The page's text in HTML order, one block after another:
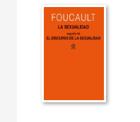
CATÁLOGOS PDF